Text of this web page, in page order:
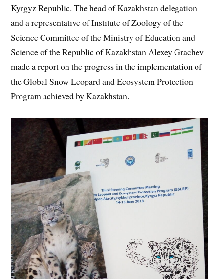
Kyrgyz Republic. The head of Kazakhstan delegation
and a representative of Institute of Zoology of the
Science Committee of the Ministry of Education and
Science of the Republic of Kazakhstan Alexey Grachev
made a report on the progress in the implementation of
the Global Snow Leopard and Ecosystem Protection
Program achieved by Kazakhstan.